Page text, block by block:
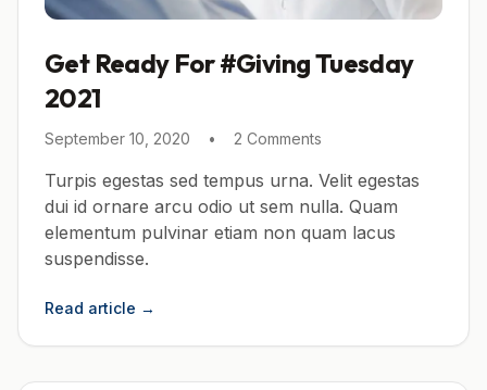
Get Ready For #Giving Tuesday
2021
September 10, 2020 • 2 Comments
Turpis egestas sed tempus urna. Velit egestas
dui id ornare arcu odio ut sem nulla. Quam
elementum pulvinar etiam non quam lacus
suspendisse.
Read article →